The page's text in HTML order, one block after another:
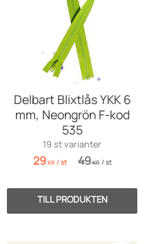
Delbart Blixtlås YKK 6
mm, Neongrön F-kod
535
19 st varianter
29KR /st 49KR /st